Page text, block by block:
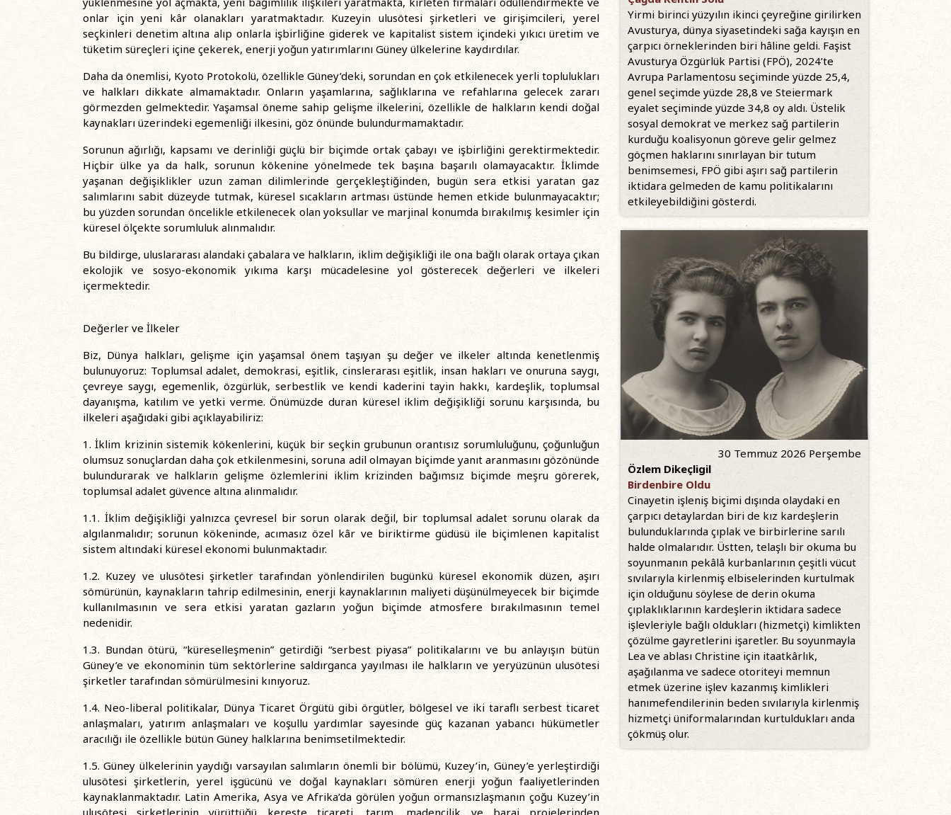
onlar için yeni kâr olanakları yaratmaktadır. Kuzeyin ulusötesi şirketleri ve girişimcileri, yerel
seçkinleri denetim altına alıp onlarla işbirliğine giderek ve kapitalist sistem içindeki yıkıcı üretim ve
tüketim süreçleri içine çekerek, enerji yoğun yatırımlarını Güney ülkelerine kaydırdılar.
Daha da önemlisi, Kyoto Protokolü, özellikle Güney’deki, sorundan en çok etkilenecek yerli toplulukları
ve halkları dikkate almamaktadır. Onların yaşamlarına, sağlıklarına ve refahlarına gelecek zararı
görmezden gelmektedir. Yaşamsal öneme sahip gelişme ilkelerini, özellikle de halkların kendi doğal
kaynakları üzerindeki egemenliği ilkesini, göz önünde bulundurmamaktadır.
Sorunun ağırlığı, kapsamı ve derinliği güçlü bir biçimde ortak çabayı ve işbirliğini gerektirmektedir.
Hiçbir ülke ya da halk, sorunun kökenine yönelmede tek başına başarılı olamayacaktır. İklimde
yaşanan değişiklikler uzun zaman dilimlerinde gerçekleştiğinden, bugün sera etkisi yaratan gaz
salımlarını sabit düzeyde tutmak, küresel sıcakların artması üstünde hemen etkide bulunmayacaktır;
bu yüzden sorundan öncelikle etkilenecek olan yoksullar ve marjinal konumda bırakılmış kesimler için
küresel ölçekte sorumluluk alınmalıdır.
Bu bildirge, uluslararası alandaki çabalara ve halkların, iklim değişikliği ile ona bağlı olarak ortaya çıkan
ekolojik ve sosyo-ekonomik yıkıma karşı mücadelesine yol gösterecek değerleri ve ilkeleri
içermektedir.
Değerler ve İlkeler
Biz, Dünya halkları, gelişme için yaşamsal önem taşıyan şu değer ve ilkeler altında kenetlenmiş
bulunuyoruz: Toplumsal adalet, demokrasi, eşitlik, cinslerarası eşitlik, insan hakları ve onuruna saygı,
çevreye saygı, egemenlik, özgürlük, serbestlik ve kendi kaderini tayin hakkı, kardeşlik, toplumsal
dayanışma, katılım ve yetki verme. Önümüzde duran küresel iklim değişikliği sorunu karşısında, bu
ilkeleri aşağıdaki gibi açıklayabiliriz:
1. İklim krizinin sistemik kökenlerini, küçük bir seçkin grubunun orantısız sorumluluğunu, çoğunluğun
olumsuz sonuçlardan daha çok etkilenmesini, soruna adil olmayan biçimde yanıt aranmasını gözönünde
bulundurarak ve halkların gelişme özlemlerini iklim krizinden bağımsız biçimde meşru görerek,
toplumsal adalet güvence altına alınmalıdır.
1.1. İklim değişikliği yalnızca çevresel bir sorun olarak değil, bir toplumsal adalet sorunu olarak da
algılanmalıdır; sorunun kökeninde, acımasız özel kâr ve biriktirme güdüsü ile biçimlenen kapitalist
sistem altındaki küresel ekonomi bulunmaktadır.
1.2. Kuzey ve ulusötesi şirketler tarafından yönlendirilen bugünkü küresel ekonomik düzen, aşırı
sömürünün, kaynakların tahrip edilmesinin, enerji kaynaklarının maliyeti düşünülmeyecek bir biçimde
kullanılmasının ve sera etkisi yaratan gazların yoğun biçimde atmosfere bırakılmasının temel
nedenidir.
1.3. Bundan ötürü, “küreselleşmenin” getirdiği “serbest piyasa” politikalarını ve bu anlayışın bütün
Güney’e ve ekonominin tüm sektörlerine saldırganca yayılması ile halkların ve yeryüzünün ulusötesi
şirketler tarafından sömürülmesini kınıyoruz.
1.4. Neo-liberal politikalar, Dünya Ticaret Örgütü gibi örgütler, bölgesel ve iki taraflı serbest ticaret
anlaşmaları, yatırım anlaşmaları ve koşullu yardımlar sayesinde güç kazanan yabancı hükümetler
aracılığı ile özellikle bütün Güney halklarına benimsetilmektedir.
1.5. Güney ülkelerinin yaydığı varsayılan salımların önemli bir bölümü, Kuzey’in, Güney’e yerleştirdiği
ulusötesi şirketlerin, yerel işgücünü ve doğal kaynakları sömüren enerji yoğun faaliyetlerinden
kaynaklanmaktadır. Latin Amerika, Asya ve Afrika’da görülen yoğun ormansızlaşmanın çoğu Kuzey’in
ulusötesi şirketlerinin yürüttüğü kereste ticareti, tarım, madencilik ve baraj projelerinden
Yirmi birinci yüzyılın ikinci çeyreğine girilirken
Avusturya, dünya siyasetindeki sağa kayışın en
çarpıcı örneklerinden biri hâline geldi. Faşist
Avusturya Özgürlük Partisi (FPÖ), 2024’te
Avrupa Parlamentosu seçiminde yüzde 25,4,
genel seçimde yüzde 28,8 ve Steiermark
eyalet seçiminde yüzde 34,8 oy aldı. Üstelik
sosyal demokrat ve merkez sağ partilerin
kurduğu koalisyonun göreve gelir gelmez
göçmen haklarını sınırlayan bir tutum
benimsemesi, FPÖ gibi aşırı sağ partilerin
iktidara gelmeden de kamu politikalarını
etkileyebildiğini gösterdi.
30 Temmuz 2026 Perşembe
Özlem Dikeçligil
Birdenbire Oldu
Cinayetin işleniş biçimi dışında olaydaki en
çarpıcı detaylardan biri de kız kardeşlerin
bulunduklarında çıplak ve birbirlerine sarılı
halde olmalarıdır. Üstten, telaşlı bir okuma bu
soyunmanın pekâlâ kurbanlarının çeşitli vücut
sıvılarıyla kirlenmiş elbiselerinden kurtulmak
için olduğunu söylese de derin okuma
çıplaklıklarının kardeşlerin iktidara sadece
işlevleriyle bağlı oldukları (hizmetçi) kimlikten
çözülme gayretlerini işaretler. Bu soyunmayla
Lea ve ablası Christine için itaatkârlık,
aşağılanma ve sadece otoriteyi memnun
etmek üzerine işlev kazanmış kimlikleri
hanımefendilerinin beden sıvılarıyla kirlenmiş
hizmetçi üniformalarından kurtuldukları anda
çökmüş olur.